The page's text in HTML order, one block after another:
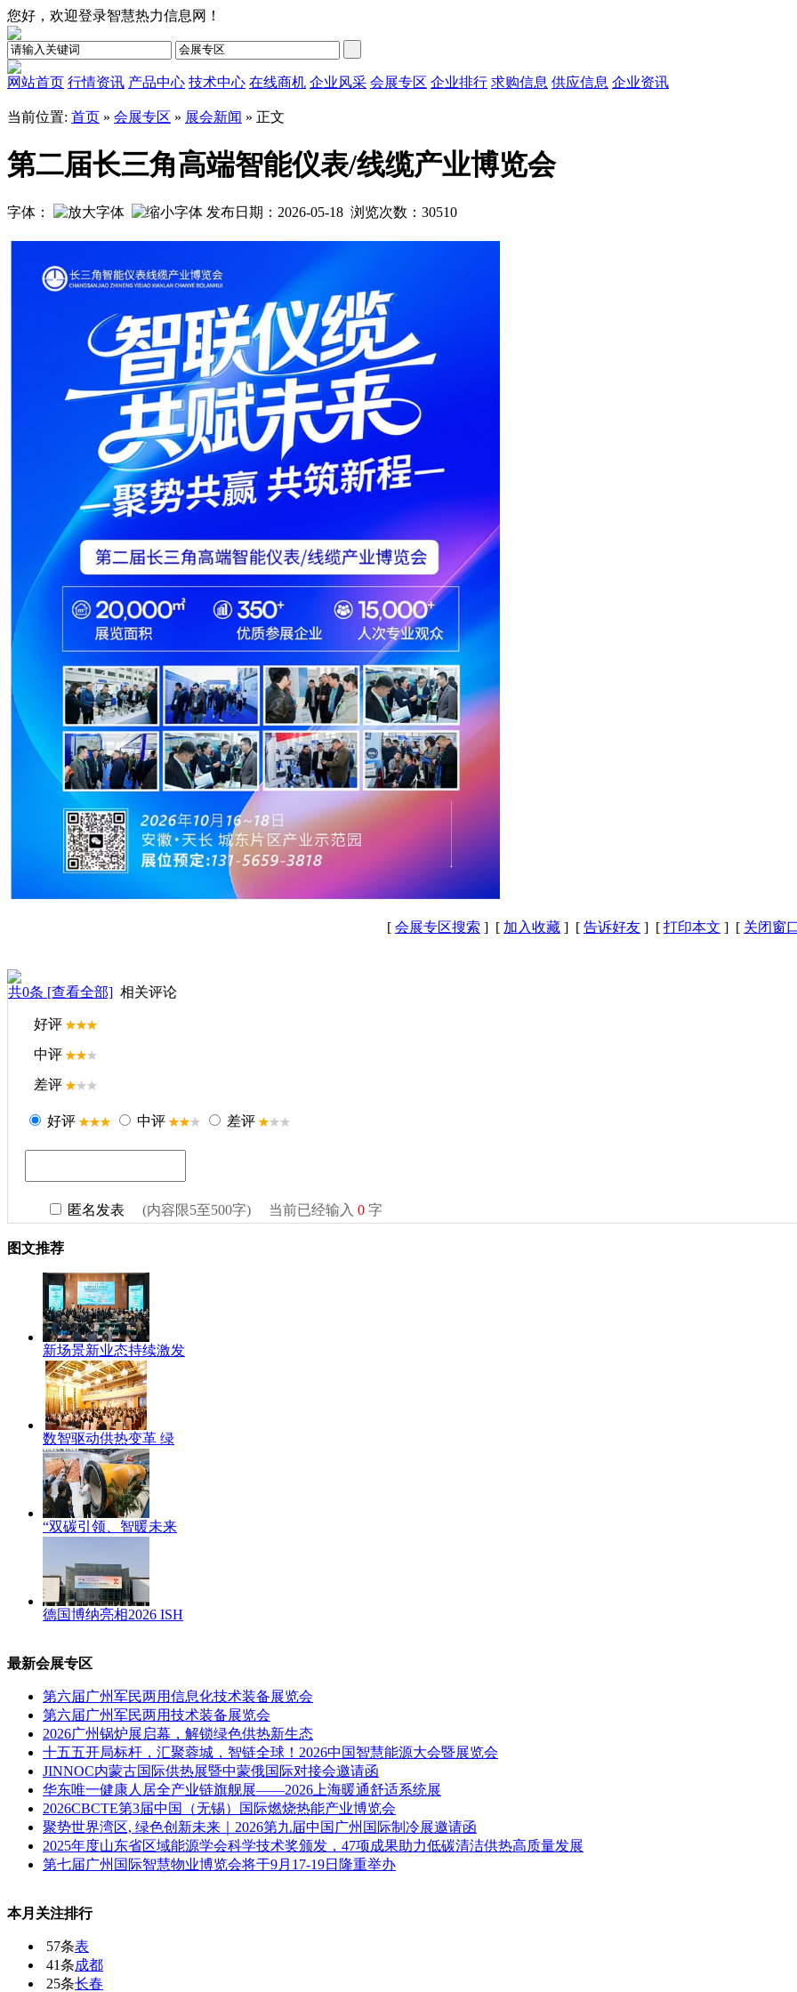
您好，欢迎登录智慧热力信息网！
网站首页 行情资讯 产品中心 技术中心 在线商机 企业风采 会展专区 企业排行 求购信息 供应信息 企业资讯
当前位置: 首页 » 会展专区 » 展会新闻 » 正文
第二届长三角高端智能仪表/线缆产业博览会
字体： 发布日期：2026-05-18 浏览次数： 30510
[ 会展专区搜索 ] [ 加入收藏 ] [ 告诉好友 ] [ 打印本文 ] [ 关闭窗
共0条 [查看全部] 相关评论
图文推荐
新场景新业态持续激发
数智驱动供热变革 绿
“双碳引领、智暖未来
德国博纳亮相2026 ISH
最新会展专区
第六届广州军民两用信息化技术装备展览会
第六届广州军民两用技术装备展览会
2026广州锅炉展启幕，解锁绿色供热新生态
十五五开局标杆，汇聚蓉城，智链全球！2026中国智慧能源大会暨展览会
JINNOC内蒙古国际供热展暨中蒙俄国际对接会邀请函
华东唯一健康人居全产业链旗舰展——2026上海暖通舒适系统展
2026CBCTE第3届中国（无锡）国际燃烧热能产业博览会
聚势世界湾区, 绿色创新未来｜2026第九届中国广州国际制冷展邀请函
2025年度山东省区域能源学会科学技术奖颁发，47项成果助力低碳清洁供热高质量发展
第七届广州国际智慧物业博览会将于9月17-19日隆重举办
本月关注排行
57条表
41条成都
25条长春